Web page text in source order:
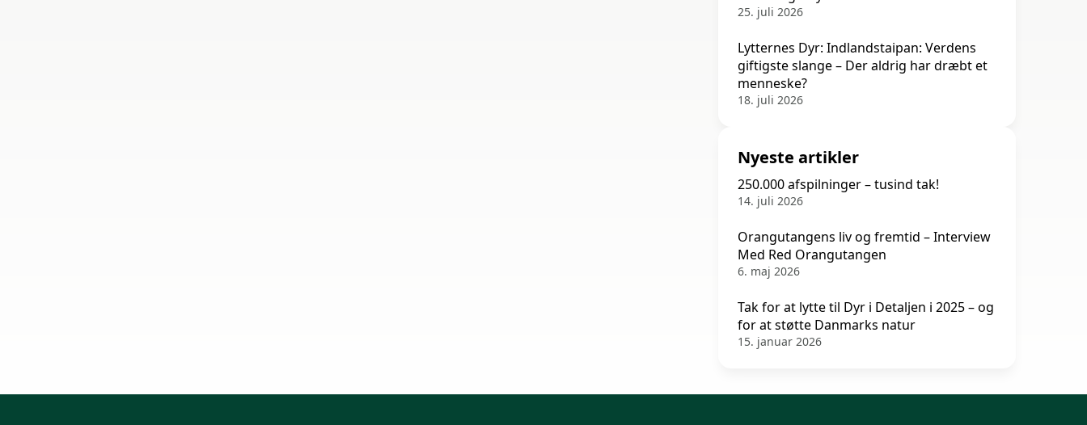
25. juli 2026
Lytternes Dyr: Indlandstaipan: Verdens
giftigste slange – Der aldrig har dræbt et
menneske?
18. juli 2026
Nyeste artikler
250.000 afspilninger – tusind tak!
14. juli 2026
Orangutangens liv og fremtid – Interview
Med Red Orangutangen
6. maj 2026
Tak for at lytte til Dyr i Detaljen i 2025 – og
for at støtte Danmarks natur
15. januar 2026